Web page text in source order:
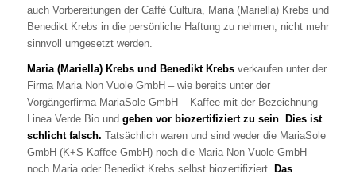
auch Vorbereitungen der Caffè Cultura, Maria (Mariella) Krebs und
Benedikt Krebs in die persönliche Haftung zu nehmen, nicht mehr
sinnvoll umgesetzt werden.
Maria (Mariella) Krebs und Benedikt Krebsverkaufen unter der
Firma Maria Non Vuole GmbH – wie bereits unter der
Vorgängerfirma MariaSole GmbH – Kaffee mit der Bezeichnung
Linea Verde Bio und geben vor biozertifiziert zu sein.
Dies ist
schlicht falsch. Tatsächlich waren und sind weder die MariaSole
GmbH (K+S Kaffee GmbH) noch die Maria Non Vuole GmbH
noch Maria oder Benedikt Krebs selbst biozertifiziert.
Das